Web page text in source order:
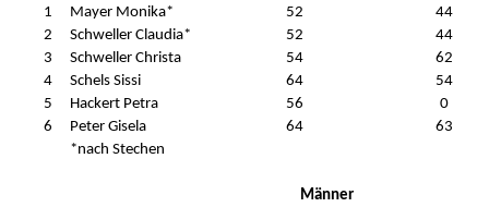
1
Mayer Monika* 52
44
2
Schweller Claudia* 52
44
3
Schweller Christa 54
62
4
Schels Sissi 64
54
5
Hackert Petra 56
0
6
Peter Gisela 64
63
*nach Stechen
Männer